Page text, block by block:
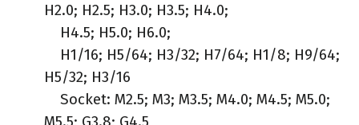
H2.0; H2.5; H3.0; H3.5; H4.0;
H4.5; H5.0; H6.0;
H1/16; H5/64; H3/32; H7/64; H1/8; H9/64;
H5/32; H3/16
Socket: M2.5; M3; M3.5; M4.0; M4.5; M5.0;
M5.5; G3.8; G4.5